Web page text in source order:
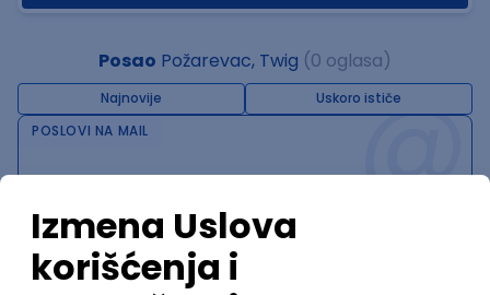
Posao Požarevac, Twig (0 oglasa)
Najnovije Uskoro ističe@
POSLOVI NA MAIL
POSLODAVAC
GRAD
SENIORITET
NAČIN RADA